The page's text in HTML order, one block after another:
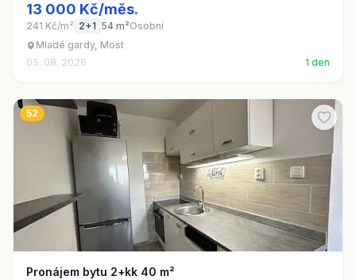
13 000 Kč/měs.
241 Kč/m² 2+1 54 m²Osobní
Mladé gardy, Most
05. 08. 2026
1 den
52
Pronájem bytu 2+kk 40 m²